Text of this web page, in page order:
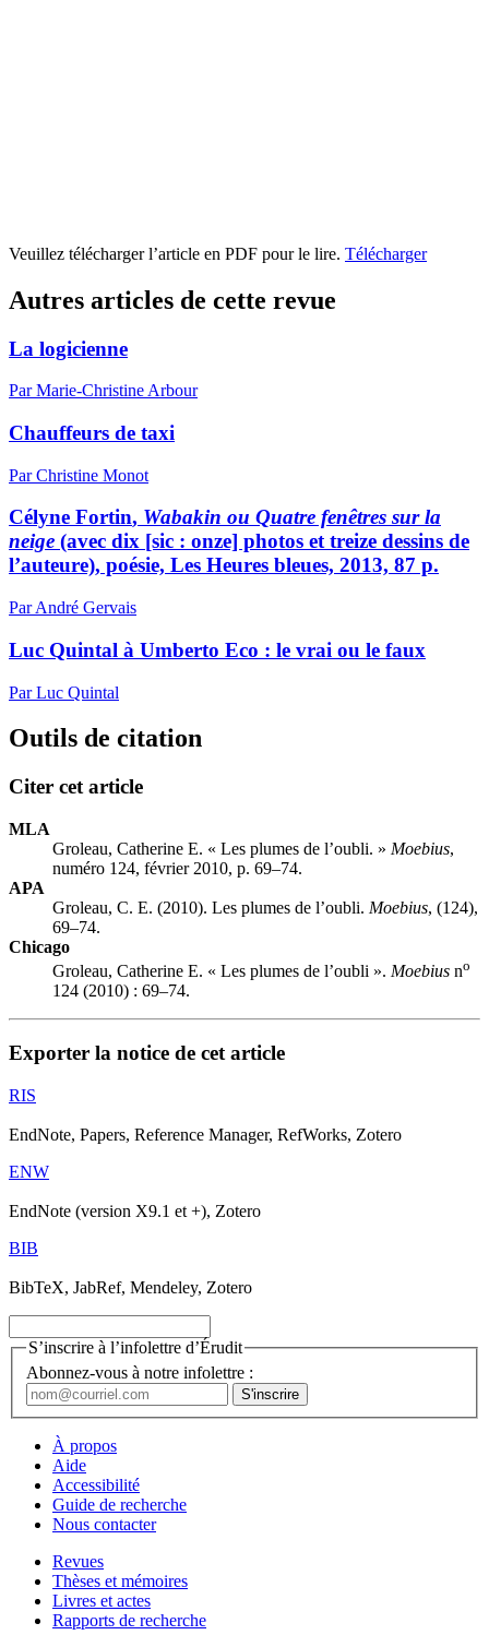
Veuillez télécharger l’article en PDF pour le lire. Télécharger
Autres articles de cette revue
La logicienne
Par Marie-Christine Arbour
Chauffeurs de taxi
Par Christine Monot
Célyne Fortin, Wabakin ou Quatre fenêtres sur la
neige (avec dix [sic : onze] photos et treize dessins de
l’auteure), poésie, Les Heures bleues, 2013, 87 p.
Par André Gervais
Luc Quintal à Umberto Eco : le vrai ou le faux
Par Luc Quintal
Outils de citation
Citer cet article
MLA
Groleau, Catherine E. « Les plumes de l’oubli. » Moebius,
numéro 124, février 2010, p. 69–74.
APA
Groleau, C. E. (2010). Les plumes de l’oubli. Moebius, (124),
69–74.
Chicago
Groleau, Catherine E. « Les plumes de l’oubli ». Moebius no
124 (2010) : 69–74.
Exporter la notice de cet article
RIS
EndNote, Papers, Reference Manager, RefWorks, Zotero
ENW
EndNote (version X9.1 et +), Zotero
BIB
BibTeX, JabRef, Mendeley, Zotero
S’inscrire à l’infolettre d’Érudit
Abonnez-vous à notre infolettre :
À propos
Aide
Accessibilité
Guide de recherche
Nous contacter
Revues
Thèses et mémoires
Livres et actes
Rapports de recherche